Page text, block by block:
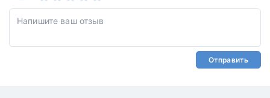
Отправить